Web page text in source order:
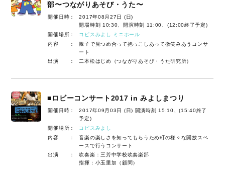
部〜つながりあそび・うた〜
開催日時：
2017年08月27日 (日)
開場時刻 10:30、開演時刻 11:00、(12:00終了予定)
開催場所：
コピスみよし ミニホール
内容 ：
親子で見つめ合って抱っこしあって微笑みあうコンサ
ート
出演 ：
二本松はじめ（つながりあそび・うた研究所）
■ロビーコンサート2017 in みよしまつり
開催日時：
2017年09月03日 (日) 開演時刻 15:10、(15:40終了
予定)
開催場所：
コピスみよし
内容 ：
音楽の楽しさを知ってもらうため町の様々な開放スペ
ースで行うコンサート
出演 ：
吹奏楽：三芳中学校吹奏楽部
指揮：小玉里加（顧問）